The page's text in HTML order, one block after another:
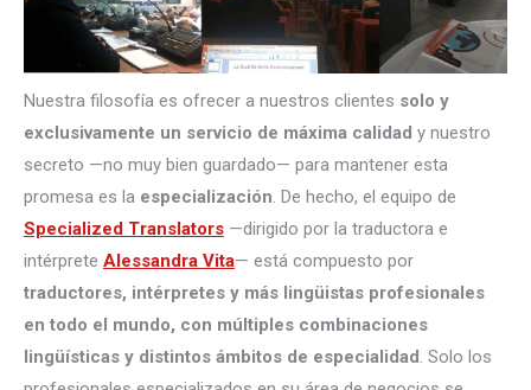
Nuestra filosofía es ofrecer a nuestros clientes solo y
exclusivamente un servicio de máxima calidad y nuestro
secreto —no muy bien guardado— para mantener esta
promesa es la especialización. De hecho, el equipo de
Specialized Translators —dirigido por la traductora e
intérprete Alessandra Vita— está compuesto por
traductores, intérpretes y más lingüistas profesionales
en todo el mundo, con múltiples combinaciones
lingüísticas y distintos ámbitos de especialidad. Solo los